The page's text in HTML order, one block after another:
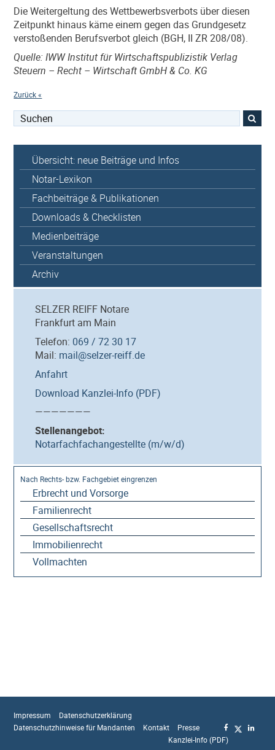
Die Weitergeltung des Wettbewerbsverbots über diesen
Zeitpunkt hinaus käme einem gegen das Grundgesetz
verstoßenden Berufsverbot gleich (BGH, II ZR 208/08).
Quelle: IWW Institut für Wirtschaftspublizistik Verlag
Steuern – Recht – Wirtschaft GmbH & Co. KG
Zurück «
Suchen
Übersicht: neue Beiträge und Infos
Notar-Lexikon
Fachbeiträge & Publikationen
Downloads & Checklisten
Medienbeiträge
Veranstaltungen
Archiv
SELZER REIFF Notare
Frankfurt am Main
Telefon: 069 / 72 30 17
Mail: mail@selzer-reiff.de
Anfahrt
Download Kanzlei-Info (PDF)
———————
Stellenangebot:
Notarfachfachangestellte (m/w/d)
Erbrecht und Vorsorge
Familienrecht
Gesellschaftsrecht
Immobilienrecht
Vollmachten
Impressum
Datenschutzerklärung
Datenschutzhinweise für Mandanten
Kontakt
Presse
Kanzlei-Info (PDF)